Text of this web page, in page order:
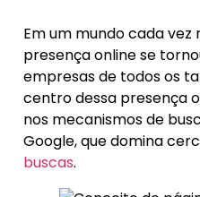
Em um mundo cada vez
presença online se
empresas de todos os
centro dessa presença
nos mecanismos de
Google, que domina
buscas.